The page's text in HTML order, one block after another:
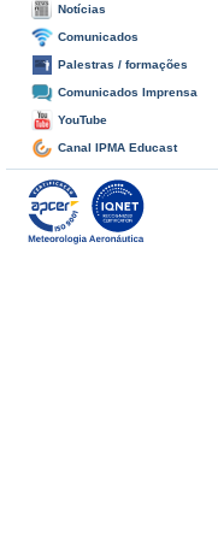
Notícias
Comunicados
Palestras / formações
Comunicados Imprensa
YouTube
Canal IPMA Educast